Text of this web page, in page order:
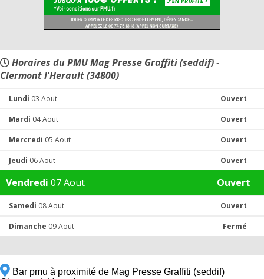
Horaires du PMU Mag Presse Graffiti (seddif) -
Clermont l'Herault (34800)
Lundi 03 Aout Ouvert
Mardi 04 Aout Ouvert
Mercredi 05 Aout Ouvert
Jeudi 06 Aout Ouvert
Vendredi 07 Aout Ouvert
Samedi 08 Aout Ouvert
Dimanche 09 Aout Fermé
Bar pmu à proximité de Mag Presse Graffiti (seddif)